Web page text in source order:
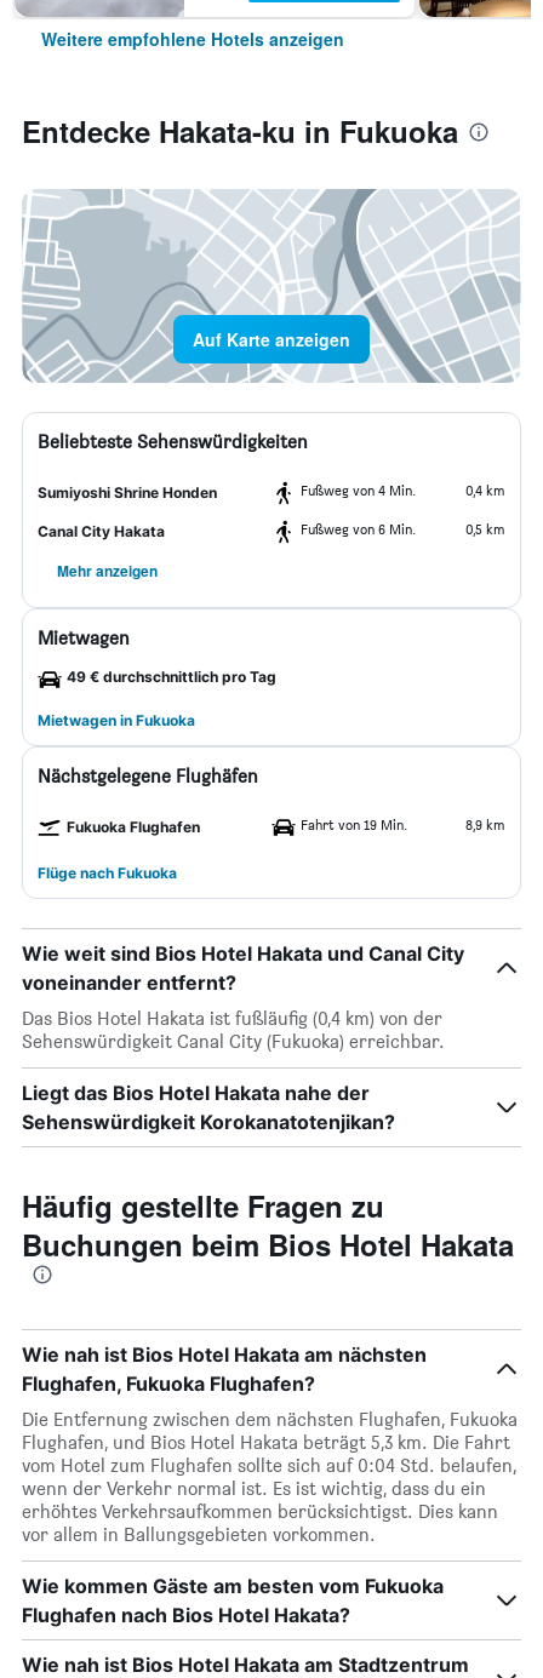
Weitere empfohlene Hotels anzeigen
Entdecke Hakata-ku in Fukuoka
Auf Karte anzeigen
Beliebteste Sehenswürdigkeiten
Sumiyoshi Shrine Honden Fußweg von 4 Min. 0,4 km
Canal City Hakata Fußweg von 6 Min. 0,5 km
Mehr anzeigen
Mietwagen
49 € durchschnittlich pro Tag
Mietwagen in Fukuoka
Nächstgelegene Flughäfen
Fukuoka Flughafen Fahrt von 19 Min. 8,9 km
Flüge nach Fukuoka
Wie weit sind Bios Hotel Hakata und Canal City
voneinander entfernt?
Das Bios Hotel Hakata ist fußläufig (0,4 km) von der
Sehenswürdigkeit Canal City (Fukuoka) erreichbar.
Liegt das Bios Hotel Hakata nahe der
Sehenswürdigkeit Korokanatotenjikan?
Häufig gestellte Fragen zu
Buchungen beim Bios Hotel Hakata
Wie nah ist Bios Hotel Hakata am nächsten
Flughafen, Fukuoka Flughafen?
Die Entfernung zwischen dem nächsten Flughafen, Fukuoka
Flughafen, und Bios Hotel Hakata beträgt 5,3 km. Die Fahrt
vom Hotel zum Flughafen sollte sich auf 0:04 Std. belaufen,
wenn der Verkehr normal ist. Es ist wichtig, dass du ein
erhöhtes Verkehrsaufkommen berücksichtigst. Dies kann
vor allem in Ballungsgebieten vorkommen.
Wie kommen Gäste am besten vom Fukuoka
Flughafen nach Bios Hotel Hakata?
Wie nah ist Bios Hotel Hakata am Stadtzentrum